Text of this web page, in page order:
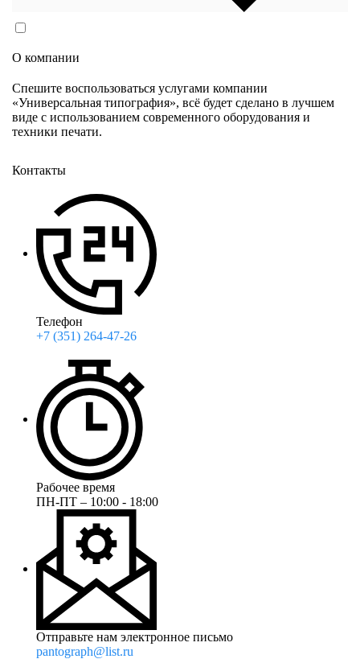
О компании
Спешите воспользоваться услугами компании
«Универсальная типография», всё будет сделано в лучшем
виде с использованием современного оборудования и
техники печати.
Контакты
Телефон
+7 (351) 264-47-26
Рабочее время
ПН-ПТ – 10:00 - 18:00
Отправьте нам электронное письмо
pantograph@list.ru